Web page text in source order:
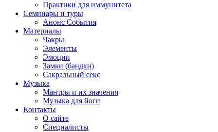
Практики для иммунитета
Семинары и туры
Анонс События
Материалы
Чакры
Элементы
Эмоции
Замки (бандхи)
Сакральный секс
Музыка
Мантры и их значения
Музыка для йоги
Контакты
О сайте
Специалисты